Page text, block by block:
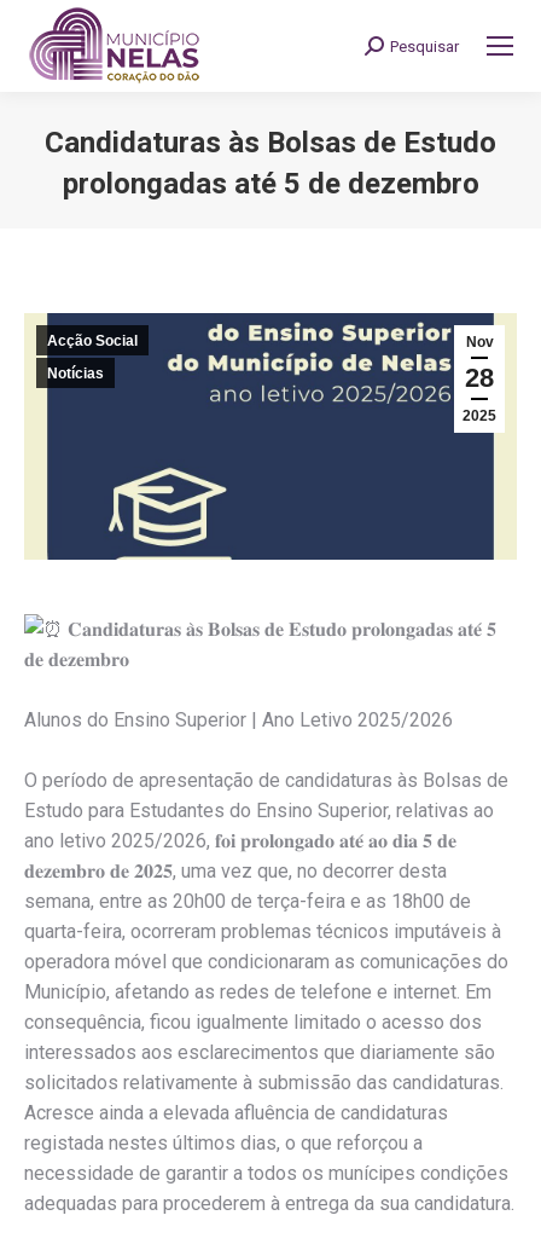
Search:
Pesquisar
Candidaturas às Bolsas de Estudo
prolongadas até 5 de dezembro
Nov
28
2025
Acção Social
Notícias
𝐂𝐚𝐧𝐝𝐢𝐝𝐚𝐭𝐮𝐫𝐚𝐬 𝐚̀𝐬 𝐁𝐨𝐥𝐬𝐚𝐬 𝐝𝐞 𝐄𝐬𝐭𝐮𝐝𝐨 𝐩𝐫𝐨𝐥𝐨𝐧𝐠𝐚𝐝𝐚𝐬 𝐚𝐭𝐞́ 𝟓
𝐝𝐞 𝐝𝐞𝐳𝐞𝐦𝐛𝐫𝐨
Alunos do Ensino Superior | Ano Letivo 2025/2026
O período de apresentação de candidaturas às Bolsas de
Estudo para Estudantes do Ensino Superior, relativas ao
ano letivo 2025/2026, 𝐟𝐨𝐢 𝐩𝐫𝐨𝐥𝐨𝐧𝐠𝐚𝐝𝐨 𝐚𝐭𝐞́ 𝐚𝐨 𝐝𝐢𝐚 𝟓 𝐝𝐞
𝐝𝐞𝐳𝐞𝐦𝐛𝐫𝐨 𝐝𝐞 𝟐𝟎𝟐𝟓, uma vez que, no decorrer desta
semana, entre as 20h00 de terça-feira e as 18h00 de
quarta-feira, ocorreram problemas técnicos imputáveis à
operadora móvel que condicionaram as comunicações do
Município, afetando as redes de telefone e internet. Em
consequência, ficou igualmente limitado o acesso dos
interessados aos esclarecimentos que diariamente são
solicitados relativamente à submissão das candidaturas.
Acresce ainda a elevada afluência de candidaturas
registada nestes últimos dias, o que reforçou a
necessidade de garantir a todos os munícipes condições
adequadas para procederem à entrega da sua candidatura.